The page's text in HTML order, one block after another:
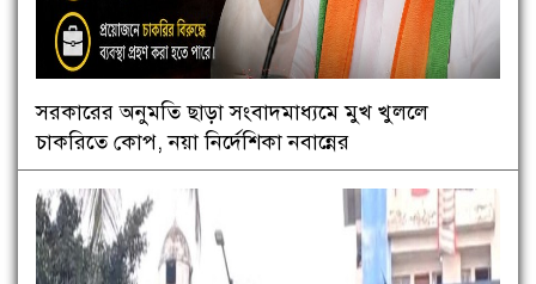
সরকারের অনুমতি ছাড়া সংবাদমাধ্যমে মুখ খুললে
চাকরিতে কোপ, নয়া নির্দেশিকা নবান্নের